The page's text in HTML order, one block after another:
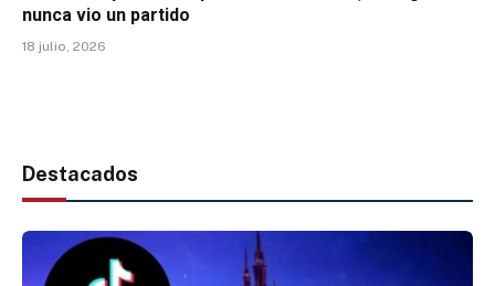
nunca vio un partido
18 julio, 2026
Destacados